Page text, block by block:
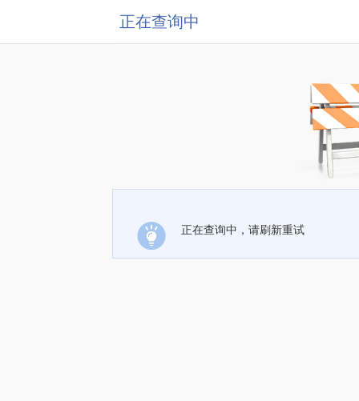
正在查询中
正在查询中，请刷新重试